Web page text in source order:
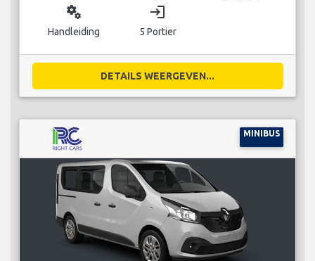
miscellaneous_services
Handleiding
login
5 Portier
DETAILS WEERGEVEN...
MINIBUS